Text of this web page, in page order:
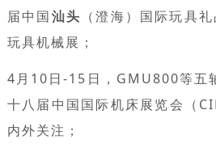
届中国汕头 （澄海）国际玩具
玩具机械展；
4月10日-15日，GMU800等五
十八届中国国际机床展览会（
内外关注；